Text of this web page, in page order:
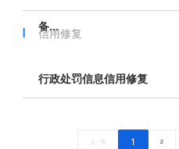
备...
信用修复
行政处罚信息信用修复
上一页 1 2